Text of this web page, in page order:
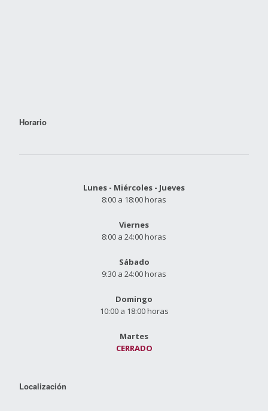
Horario
Lunes - Miércoles - Jueves
8:00 a 18:00 horas
Viernes
8:00 a 24:00 horas
Sábado
9:30 a 24:00 horas
Domingo
10:00 a 18:00 horas
Martes
CERRADO
Localización